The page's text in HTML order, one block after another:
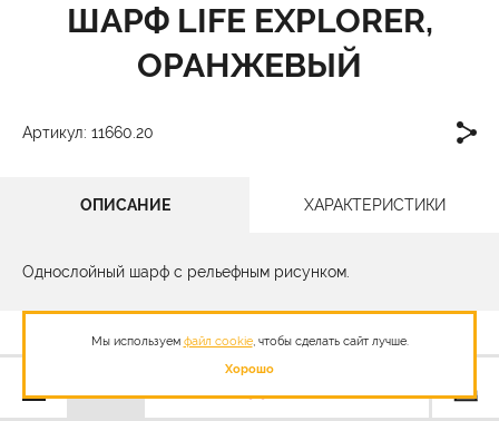
ШАРФ LIFE EXPLORER,
ОРАНЖЕВЫЙ
Артикул: 11660.20
ОПИСАНИЕ ХАРАКТЕРИСТИКИ
Однослойный шарф с рельефным рисунком.
Мы используем файл cookie, чтобы сделать сайт лучше.
Хорошо